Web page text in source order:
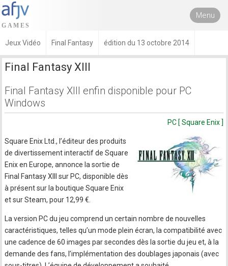
Menu
Jeux Vidéo Final Fantasy édition du 13 octobre 2014
Final Fantasy XIII
Final Fantasy XIII enfin disponible pour PC
Windows
PC [ Square Enix ]
Square Enix Ltd., l’éditeur des produits
de divertissement interactif de Square
Enix en Europe, annonce la sortie de
Final Fantasy XIII sur PC, disponible dès
à présent sur la boutique Square Enix
et sur Steam, pour 12,99 €.
La version PC du jeu comprend un certain nombre de nouvelles
caractéristiques, telles qu’un mode plein écran, la compatibilité avec
une cadence de 60 images par secondes dès la sortie du jeu et, à la
demande des fans, l’implémentation des doublages japonais (avec